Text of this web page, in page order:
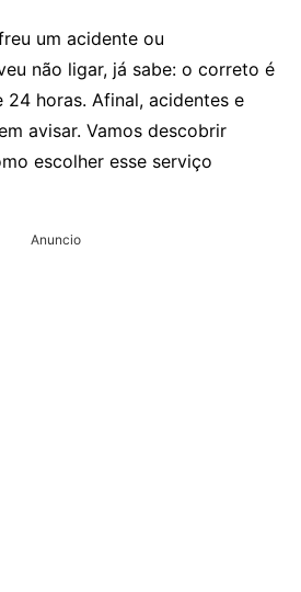
um acidente ou
não ligar, já sabe: o correto é
24 horas. Afinal, acidentes e
avisar. Vamos descobrir
escolher esse serviço
Anuncio